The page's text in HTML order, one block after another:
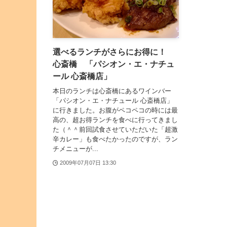
選べるランチがさらにお得に！
心斎橋 「パシオン・エ・ナチュ
ール 心斎橋店」
本日のランチは心斎橋にあるワインバー
「パシオン・エ・ナチュール 心斎橋店」
に行きました。お腹がペコペコの時には最
高の、超お得ランチを食べに行ってきまし
た（＾＾前回試食させていただいた「超激
辛カレー」も食べたかったのですが、ラン
チメニューが...
2009年07月07日 13:30